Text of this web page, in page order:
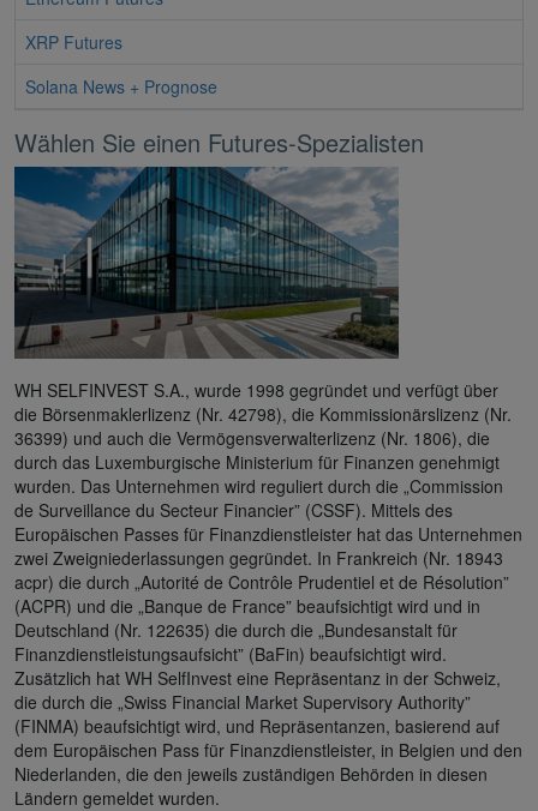
XRP Futures
Solana News + Prognose
Wählen Sie einen Futures-Spezialisten
WH SELFINVEST S.A., wurde 1998 gegründet und verfügt über
die Börsenmaklerlizenz (Nr. 42798), die Kommissionärslizenz (Nr.
36399) und auch die Vermögensverwalterlizenz (Nr. 1806), die
durch das Luxemburgische Ministerium für Finanzen genehmigt
wurden. Das Unternehmen wird reguliert durch die „Commission
de Surveillance du Secteur Financier” (CSSF). Mittels des
Europäischen Passes für Finanzdienstleister hat das Unternehmen
zwei Zweigniederlassungen gegründet. In Frankreich (Nr. 18943
acpr) die durch „Autorité de Contrôle Prudentiel et de Résolution”
(ACPR) und die „Banque de France” beaufsichtigt wird und in
Deutschland (Nr. 122635) die durch die „Bundesanstalt für
Finanzdienstleistungsaufsicht” (BaFin) beaufsichtigt wird.
Zusätzlich hat WH SelfInvest eine Repräsentanz in der Schweiz,
die durch die „Swiss Financial Market Supervisory Authority”
(FINMA) beaufsichtigt wird, und Repräsentanzen, basierend auf
dem Europäischen Pass für Finanzdienstleister, in Belgien und den
Niederlanden, die den jeweils zuständigen Behörden in diesen
Ländern gemeldet wurden.